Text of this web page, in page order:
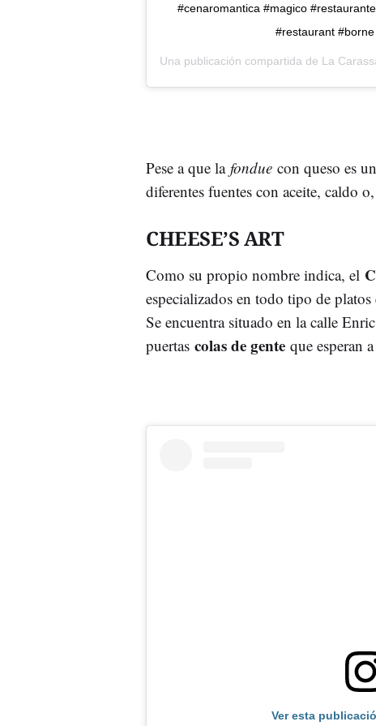
#cenaromantica #magico
#restaurant
Una publicación compartida de La
Pese a que la fondue con queso es
diferentes fuentes con aceite, caldo
CHEESE’S ART
Como su propio nombre indica, el
especializados en todo tipo de
Se encuentra situado en la calle
puertas colas de gente que esperan
Ver esta